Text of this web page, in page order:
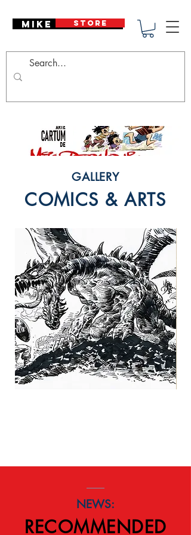
Mike Deodato
STORE
GALLERY
COMICS & ARTS
NEWS:
RECOMMENDED